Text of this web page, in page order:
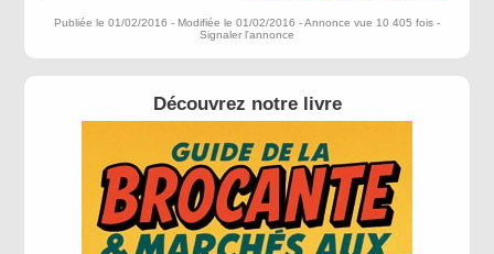
Publiée le 01/02/2016 - Modifiée le 01/02/2016 - Annonce vue 10 405 fois -
Signaler l'annonce
Découvrez notre livre